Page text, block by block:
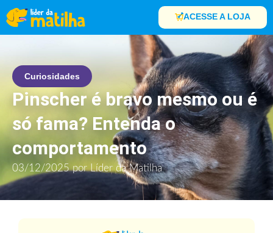
ACESSE A LOJA
Curiosidades
Pinscher é bravo mesmo ou é
só fama? Entenda o
comportamento
03/12/2025 porLíder da Matilha